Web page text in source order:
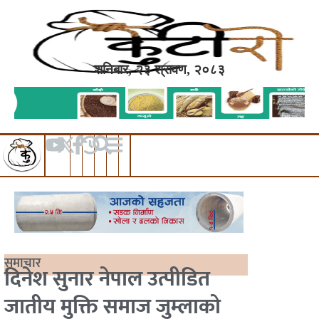
शनिबार, २३ श्रावण, २०८३
समाचार
दिनेश सुनार नेपाल उत्पीडित
जातीय मुक्ति समाज जुम्लाको